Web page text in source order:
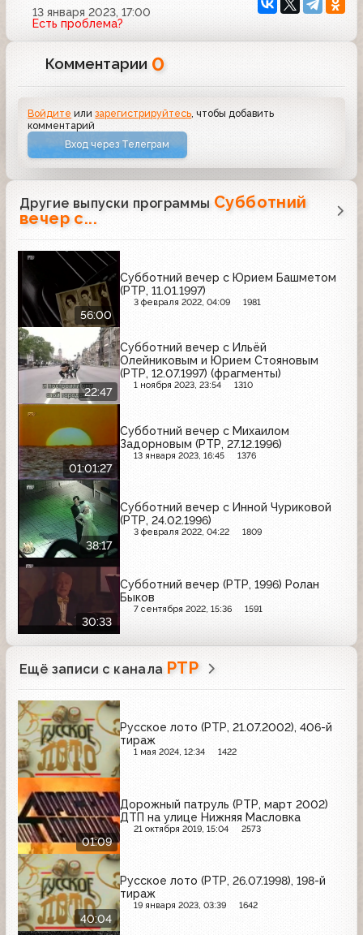
13 января 2023, 17:00
Есть проблема?
Комментарии 0
Войдите илизарегистрируйтесь, чтобы добавить
комментарий
Вход через Телеграм
Другие выпуски программы Субботний
вечер с...
56:00
Субботний вечер с Юрием Башметом
(РТР, 11.01.1997)
3 февраля 2022, 04:09 1981
22:47
Субботний вечер с Ильёй
Олейниковым и Юрием Стояновым
(РТР, 12.07.1997) (фрагменты)
1 ноября 2023, 23:54 1310
01:01:27
Субботний вечер с Михаилом
Задорновым (РТР, 27.12.1996)
13 января 2023, 16:45 1376
38:17
Субботний вечер с Инной Чуриковой
(РТР, 24.02.1996)
3 февраля 2022, 04:22 1809
30:33
Субботний вечер (РТР, 1996) Ролан
Быков
7 сентября 2022, 15:36 1591
Ещё записи с канала РТР
Русское лото (РТР, 21.07.2002), 406-й
тираж
1 мая 2024, 12:34 1422
01:09
Дорожный патруль (РТР, март 2002)
ДТП на улице Нижняя Масловка
21 октября 2019, 15:04 2573
40:04
Русское лото (РТР, 26.07.1998), 198-й
тираж
19 января 2023, 03:39 1642